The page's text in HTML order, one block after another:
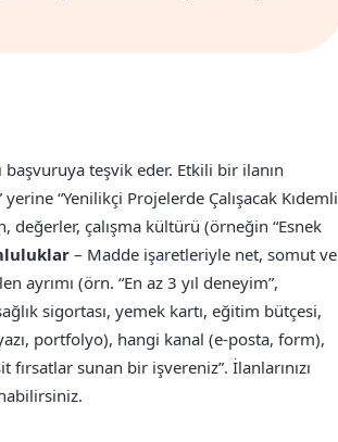
teşvik eder. Etkili bir ilanın
yerine “Yenilikçi Projelerde Çalışacak Kıdemli
değerler, çalışma kültürü (örneğin “Esnek
– Madde işaretleriyle net, somut ve
ayrımı (örn. “En az 3 yıl deneyim”,
sigortası, yemek kartı, eğitim bütçesi,
portfolyo), hangi kanal (e-posta, form),
fırsatlar sunan bir işvereniz”. İlanlarınızı